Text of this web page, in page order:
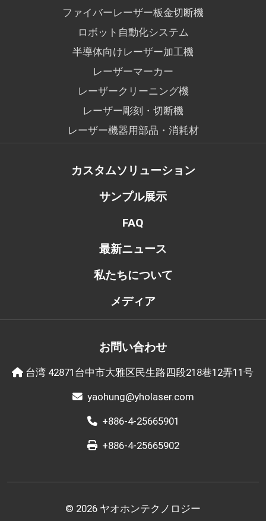
ファイバーレーザー板金切断機
ロボット自動化システム
半導体向けレーザー加工機
レーザーマーカー
レーザークリーニング機
レーザー彫刻・切断機
レーザー機器用部品・消耗材
カスタムソリューション
サンプル展示
FAQ
最新ニュース
私たちについて
メディア
お問い合わせ
台湾 42871台中市大雅区民生路四段218巷12弄11号
yaohung@yholaser.com
+886-4-25665901
+886-4-25665902
© 2026 ヤオホンテクノロジー